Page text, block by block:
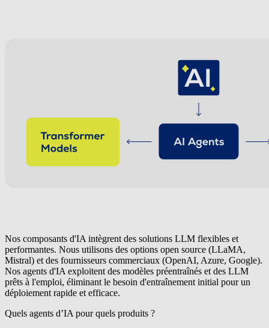
Nos composants d'IA intègrent des solutions LLM flexibles et
performantes. Nous utilisons des options open source (LLaMA,
Mistral) et des fournisseurs commerciaux (OpenAI, Azure, Google).
Nos agents d'IA exploitent des modèles préentraînés et des LLM
prêts à l'emploi, éliminant le besoin d'entraînement initial pour un
déploiement rapide et efficace.
Quels agents d’IA pour quels produits ?